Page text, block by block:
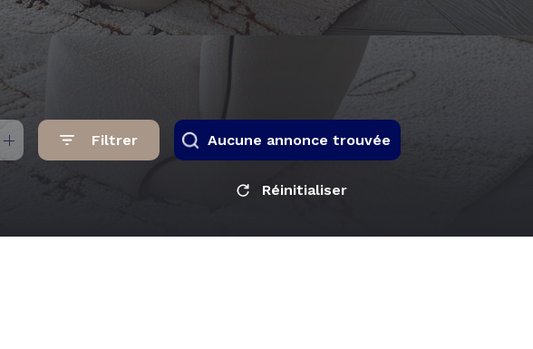
Filtrer Aucune annonce trouvée
Réinitialiser